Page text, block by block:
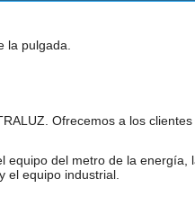
la pulgada.
Ofrecemos a los
del metro de la
el equipo industrial.